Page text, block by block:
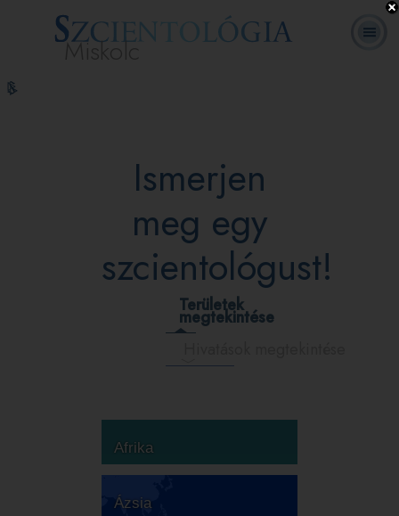
Miskolc
Hubbard
Ismerjen
meg egy
szcientológust!
Területek
megtekintése
Afrika
Ázsia